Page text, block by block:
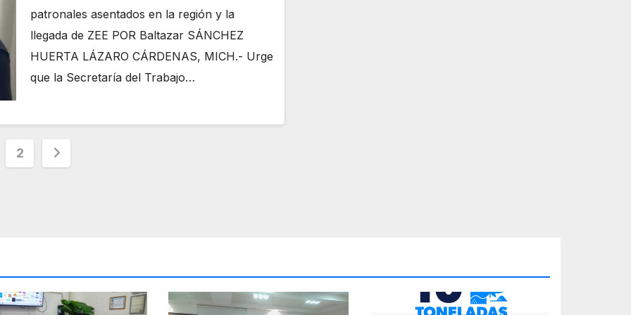
patronales asentados en la región y la
llegada de ZEE POR Baltazar SÁNCHEZ
HUERTA LÁZARO CÁRDENAS, MICH.- Urge
que la Secretaría del Trabajo…
2